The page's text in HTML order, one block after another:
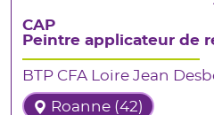
CAP
Peintre applicateur de
BTP CFA Loire Jean
Roanne (42)